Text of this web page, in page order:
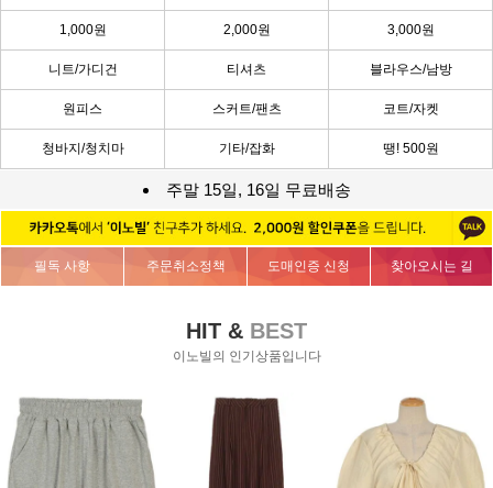
1,000원 2,000원 3,000원
니트/가디건 티셔츠 블라우스/남방
원피스 스커트/팬츠 코트/자켓
청바지/청치마 기타/잡화 땡! 500원
주말 15일, 16일 무료배송
필독 사항 주문취소정책 도매인증 신청 찾아오시는 길
HIT & BEST
이노빌의 인기상품입니다